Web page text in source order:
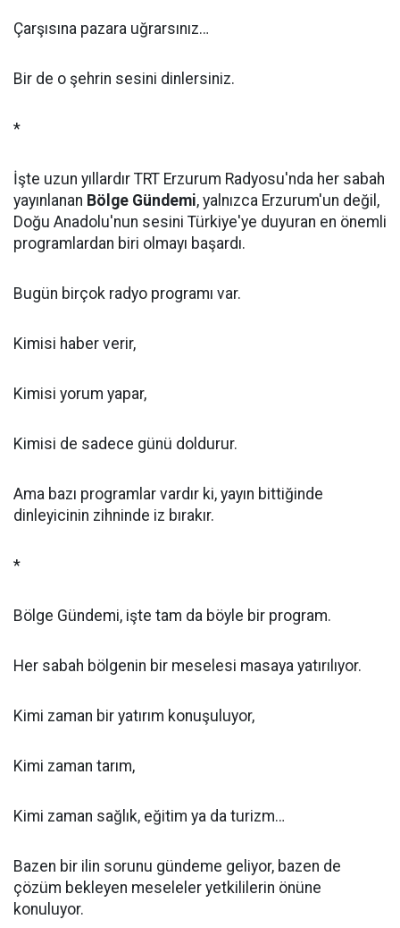
Çarşısına pazara uğrarsınız…
Bir de o şehrin sesini dinlersiniz.
*
İşte uzun yıllardır TRT Erzurum Radyosu'nda her sabah
yayınlanan Bölge Gündemi, yalnızca Erzurum'un değil,
Doğu Anadolu'nun sesini Türkiye'ye duyuran en önemli
programlardan biri olmayı başardı.
Bugün birçok radyo programı var.
Kimisi haber verir,
Kimisi yorum yapar,
Kimisi de sadece günü doldurur.
Ama bazı programlar vardır ki, yayın bittiğinde
dinleyicinin zihninde iz bırakır.
*
Bölge Gündemi, işte tam da böyle bir program.
Her sabah bölgenin bir meselesi masaya yatırılıyor.
Kimi zaman bir yatırım konuşuluyor,
Kimi zaman tarım,
Kimi zaman sağlık, eğitim ya da turizm…
Bazen bir ilin sorunu gündeme geliyor, bazen de
çözüm bekleyen meseleler yetkililerin önüne
konuluyor.